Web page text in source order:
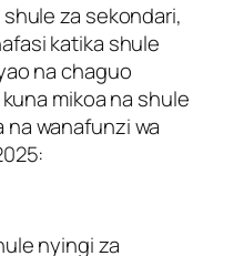
za sekondari,
katika shule
na chaguo
mikoa na shule
na wanafunzi wa
nyingi za